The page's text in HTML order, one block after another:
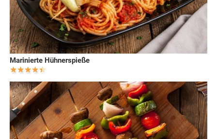
Marinierte Hühnerspieße